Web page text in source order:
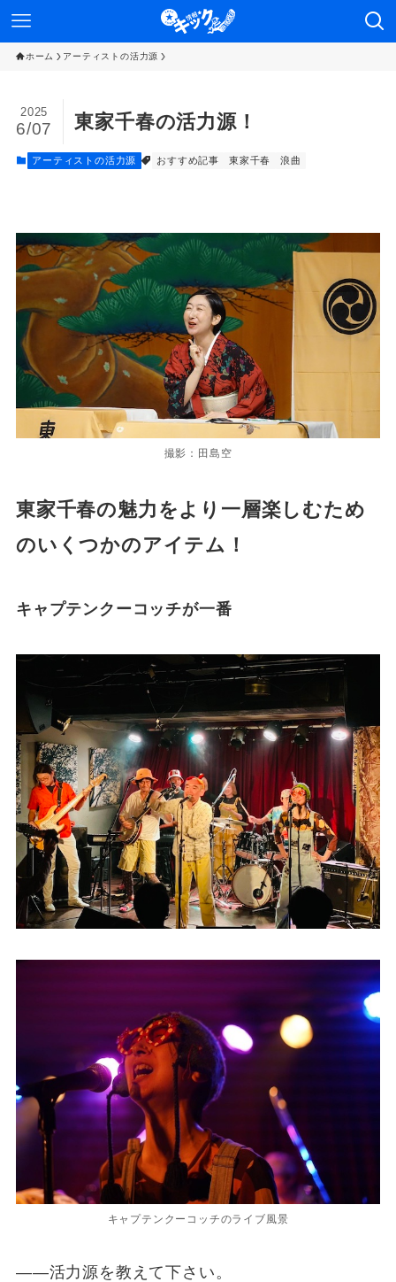
ホーム アーティストの活力源
東家千春の活力源！
2025
6/07
アーティストの活力源 おすすめ記事 東家千春 浪曲
撮影：田島空
東家千春の魅力をより一層楽しむため
のいくつかのアイテム！
キャプテンクーコッチが一番
キャプテンクーコッチのライブ風景
――活力源を教えて下さい。